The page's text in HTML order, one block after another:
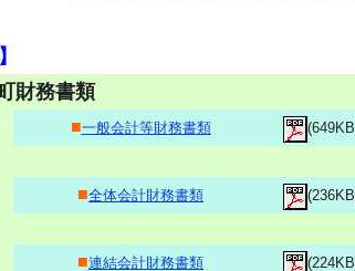
財務書類
■一般会計等財務書類
■全体会計財務書類
■連結会計財務書類